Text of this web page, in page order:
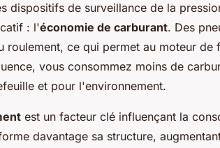
dispositifs de surveillance de la
: l'économie de carburant. Des
roulement, ce qui permet au moteur de
vous consommez moins de
et pour l'environnement.
est un facteur clé influençant la
davantage sa structure,